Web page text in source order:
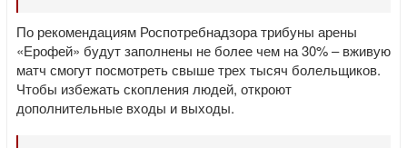
По рекомендациям Роспотребнадзора трибуны арены
«Ерофей» будут заполнены не более чем на 30% – вживую
матч смогут посмотреть свыше трех тысяч болельщиков.
Чтобы избежать скопления людей, откроют
дополнительные входы и выходы.